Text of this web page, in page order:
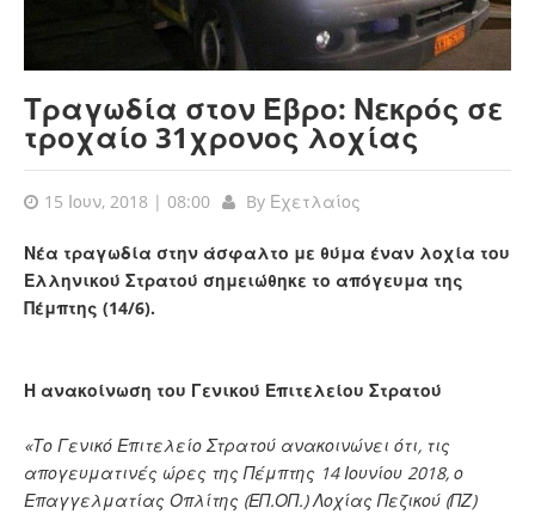
Τραγωδία στον Έβρο: Νεκρός σε
τροχαίο 31χρονος λοχίας
15 Ιουν, 2018 | 08:00 By Εχετλαίος
Νέα τραγωδία στην άσφαλτο με θύμα έναν λοχία του
Ελληνικού Στρατού σημειώθηκε το απόγευμα της
Πέμπτης (14/6).
Η ανακοίνωση του Γενικού Επιτελείου Στρατού
«Το Γενικό Επιτελείο Στρατού ανακοινώνει ότι, τις
απογευματινές ώρες της Πέμπτης 14 Ιουνίου 2018, ο
Επαγγελματίας Οπλίτης (ΕΠ.ΟΠ.) Λοχίας Πεζικού (ΠΖ)